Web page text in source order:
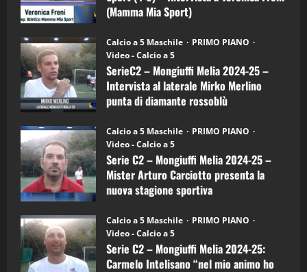
Mia
Sport
6)
–
Intervista
a
mister
Arturo
Carciotto
(Mongiuffi
(Mamma Mia Sport)
Calcio a 5 Maschile
PRIMO PIANO
Video - Calcio a 5
SerieC2 – Mongiuffi Melia 2024-25 –
Intervista al laterale Mirko Merlino
punta di diamante rossoblù
Calcio a 5 Maschile
PRIMO PIANO
Video - Calcio a 5
Serie C2 – Mongiuffi Melia 2024-25 –
Mister Arturo Carciotto presenta la
nuova stagione sportiva
Calcio a 5 Maschile
PRIMO PIANO
Video - Calcio a 5
Serie C2 – Mongiuffi Melia 2024-25:
Carmelo Intelisano “nel mio animo ho
4
“SportEmpire” in Podcast: 27^ Puntata
(Martedi 14 Aprile 2026)
15/04/2026
5
“SportEmpire” in Podcast: 26^ Puntata
(Martedi 07 Aprile 2026)
08/04/2026
1
“SportEmpire” in Podcast: 30^ Puntata
(Martedi 05 Maggio 2026)
08/05/2026